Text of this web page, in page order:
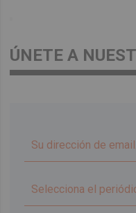
ÚNETE A